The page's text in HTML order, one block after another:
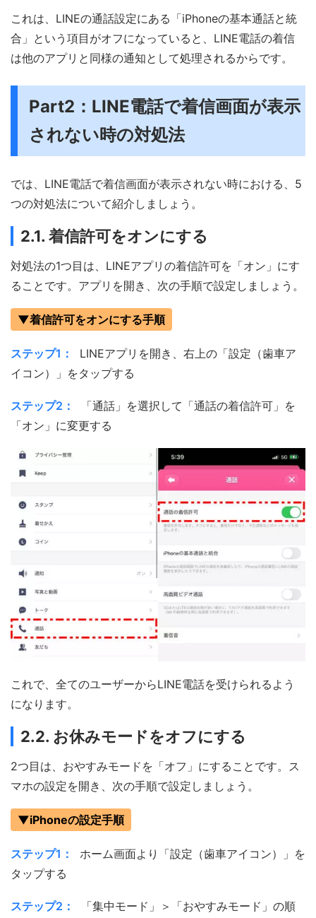
これは、LINEの通話設定にある「iPhoneの基本通話と統
合」という項目がオフになっていると、LINE電話の着信
は他のアプリと同様の通知として処理されるからです。
Part2：LINE電話で着信画面が表示
されない時の対処法
では、LINE電話で着信画面が表示されない時における、5
つの対処法について紹介しましょう。
2.1. 着信許可をオンにする
対処法の1つ目は、LINEアプリの着信許可を「オン」にす
ることです。アプリを開き、次の手順で設定しましょう。
▼着信許可をオンにする手順
ステップ1：
LINEアプリを開き、右上の「設定（歯車ア
イコン）」をタップする
ステップ2：
「通話」を選択して「通話の着信許可」を
「オン」に変更する
これで、全てのユーザーからLINE電話を受けられるよう
になります。
2.2. お休みモードをオフにする
2つ目は、おやすみモードを「オフ」にすることです。ス
マホの設定を開き、次の手順で設定しましょう。
▼iPhoneの設定手順
ステップ1：
ホーム画面より「設定（歯車アイコン）」を
タップする
ステップ2：
「集中モード」＞「おやすみモード」の順